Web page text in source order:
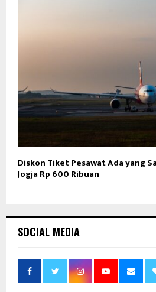
Diskon Tiket Pesawat Ada yang
Jogja Rp 600 Ribuan
SOCIAL MEDIA